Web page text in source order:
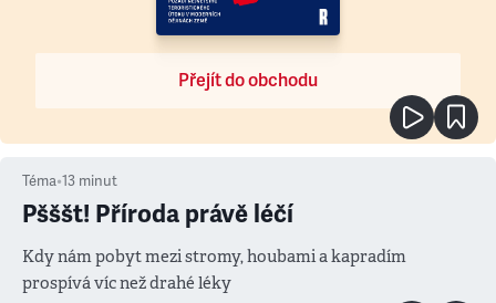
Přejít do obchodu
Téma•13 minut
Pšššt! Příroda právě léčí
Kdy nám pobyt mezi stromy, houbami a kapradím
prospívá víc než drahé léky